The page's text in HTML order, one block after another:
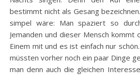
bestimmt nicht als Gesang
simpel wäre: Man spaziert so
Jemanden und dieser Mensch kommt
Einem mit und es ist einfach nur
müssten vorher noch ein paar Dinge
man denn auch die gleichen